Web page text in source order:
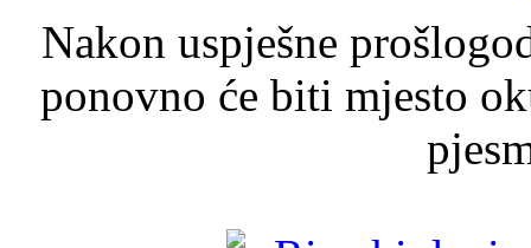
Nakon uspješne
ponovno će biti mjesto